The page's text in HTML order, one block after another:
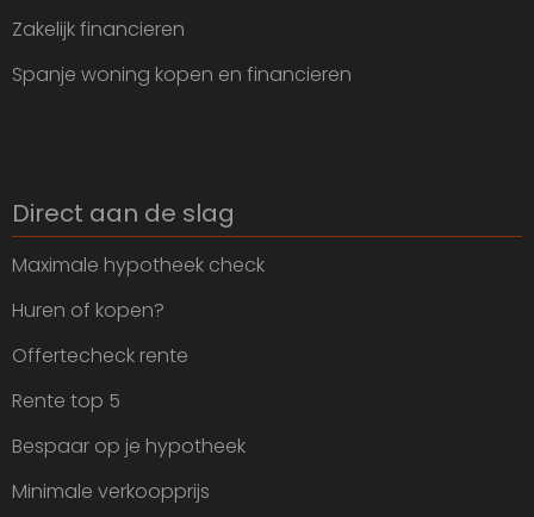
Zakelijk financieren
Spanje woning kopen en financieren
Direct aan de slag
Maximale hypotheek check
Huren of kopen?
Offertecheck rente
Rente top 5
Bespaar op je hypotheek
Minimale verkoopprijs